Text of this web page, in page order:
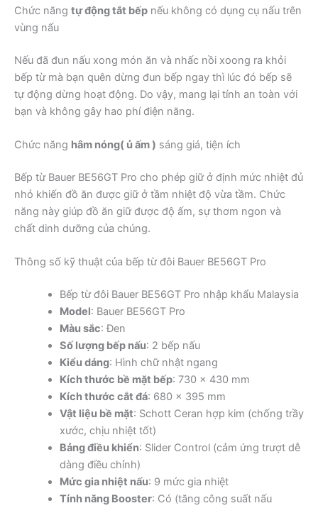
Chức năng tự động tắt bếp nếu không có dụng cụ nấu trên
vùng nấu
Nếu đã đun nấu xong món ăn và nhấc nồi xoong ra khỏi
bếp từ mà bạn quên dừng đun bếp ngay thì lúc đó bếp sẽ
tự động dừng hoạt động. Do vậy, mang lại tính an toàn với
bạn và không gây hao phí điện năng.
Chức năng hâm nóng( ủ ấm ) sáng giá, tiện ích
Bếp từ Bauer BE56GT Pro cho phép giữ ở định mức nhiệt đủ
nhỏ khiến đồ ăn được giữ ở tầm nhiệt độ vừa tầm. Chức
năng này giúp đồ ăn giữ được độ ấm, sự thơm ngon và
chất dinh dưỡng của chúng.
Thông số kỹ thuật của bếp từ đôi Bauer BE56GT Pro
Bếp từ đôi Bauer BE56GT Pro nhập khẩu Malaysia
Model: Bauer BE56GT Pro
Màu sắc: Đen
Số lượng bếp nấu: 2 bếp nấu
Kiểu dáng: Hình chữ nhật ngang
Kích thước bề mặt bếp: 730 x 430 mm
Kích thước cắt đá: 680 x 395 mm
Vật liệu bề mặt: Schott Ceran hợp kim (chống trầy
xước, chịu nhiệt tốt)
Bảng điều khiển: Slider Control (cảm ứng trượt dễ
dàng điều chỉnh)
Mức gia nhiệt nấu: 9 mức gia nhiệt
Tính năng Booster: Có (tăng công suất nấu